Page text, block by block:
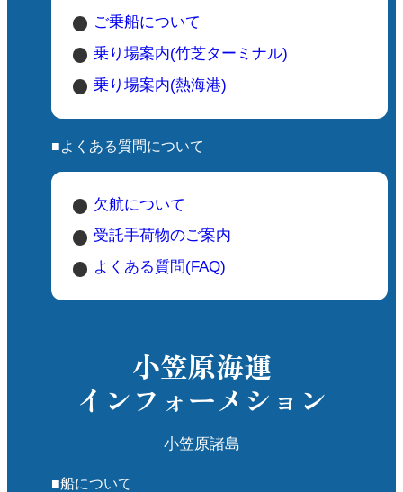
📝 プチ情報
朝早く行くと、澄んだ海の美しさが際立
ちます。
夏は混雑する日もありますが、離島らし
いのんびりとした空気が流れています。
式根島に来たら、ぜひ一度は立ち寄って
ほしい海水浴場です。癒しの時間を過ご
せること間違いなしですよ✨
ご乗船について
乗り場案内(竹芝ターミナル)
乗り場案内(熱海港)
■よくある質問について
欠航について
受託手荷物のご案内
よくある質問(FAQ)
小笠原海運
インフォーメション
小笠原諸島
■船について